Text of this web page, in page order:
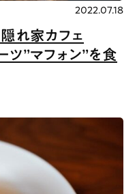
れ家カフェ
ツ”マフォン”を食
2022.07.18